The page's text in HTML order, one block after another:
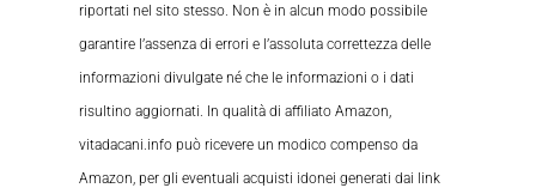
riportati nel sito stesso. Non è in alcun modo possibile
garantire l’assenza di errori e l’assoluta correttezza delle
informazioni divulgate né che le informazioni o i dati
risultino aggiornati. In qualità di affiliato Amazon,
vitadacani.info può ricevere un modico compenso da
Amazon, per gli eventuali acquisti idonei generati dai link